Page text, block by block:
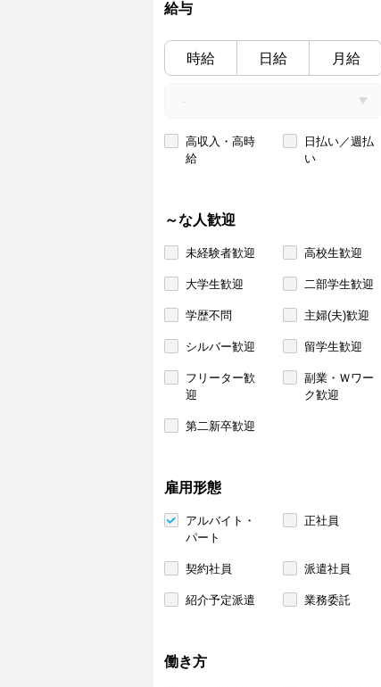
給与
時給 日給 月給
高収入・高時
給
日払い／週払
い
～な人歓迎
未経験者歓迎 高校生歓迎
大学生歓迎 二部学生歓迎
学歴不問 主婦(夫)歓迎
シルバー歓迎 留学生歓迎
フリーター歓
迎
副業・Ｗワー
ク歓迎
第二新卒歓迎
雇用形態
アルバイト・
パート
正社員
契約社員 派遣社員
紹介予定派遣 業務委託
働き方